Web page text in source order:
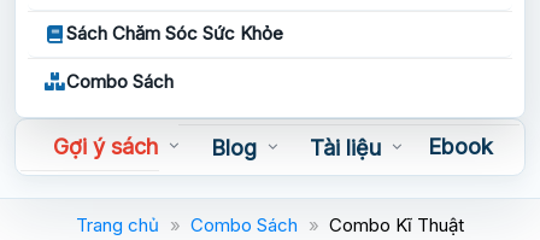
Sách Chăm Sóc Sức Khỏe
Combo Sách
Gợi ý sách Blog Tài liệu
Ebook
Sách nói
Trang chủ » Combo Sách » Combo Kĩ Thuật